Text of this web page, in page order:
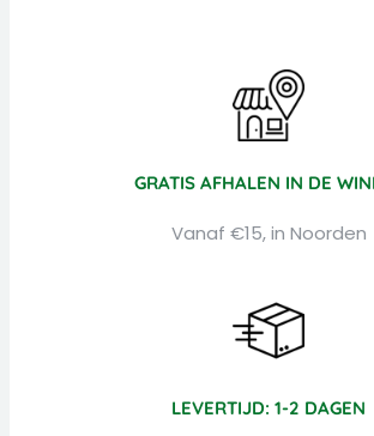
GRATIS AFHALEN IN DE
Vanaf €15, in Noorden
LEVERTIJD: 1-2 DAGEN